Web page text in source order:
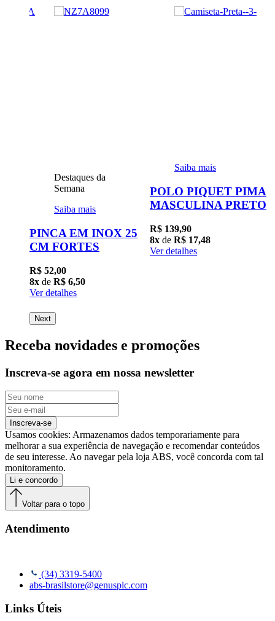
Destaques da
Semana
Saiba mais
PINCA EM INOX 25
CM FORTES
R$ 52,00
8x de R$ 6,50
Ver detalhes
Saiba mais
POLO PIQUET PIMA
MASCULINA PRETO
R$ 139,90
8x de R$ 17,48
Ver detalhes
Next
Receba novidades e promoções
Inscreva-se agora em nossa newsletter
Inscreva-se
Usamos cookies: Armazenamos dados temporariamente para
melhorar a sua experiência de navegação e recomendar conteúdos
de seu interesse. Ao navegar pela loja ABS, você concorda com tal
monitoramento.
Li e concordo
Voltar para o topo
Atendimento
(34) 3319-5400
abs-brasilstore@genusplc.com
Links Úteis